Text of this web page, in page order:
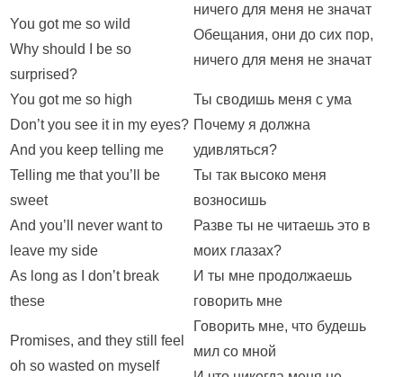
You got me so wild
Why should I be so
surprised?
You got me so high
Don’t you see it in my eyes?
And you keep telling me
Telling me that you’ll be
sweet
And you’ll never want to
leave my side
As long as I don’t break
these
Promises, and they still feel
oh so wasted on myself
ничего для меня не значат
Обещания, они до сих пор,
ничего для меня не значат
Ты сводишь меня с ума
Почему я должна
удивляться?
Ты так высоко меня
возносишь
Разве ты не читаешь это в
моих глазах?
И ты мне продолжаешь
говорить мне
Говорить мне, что будешь
мил со мной